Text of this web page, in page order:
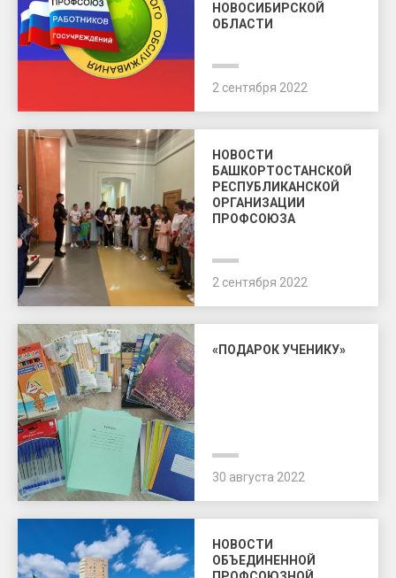
НОВОСИБИРСКОЙ
ОБЛАСТИ
2 сентября 2022
НОВОСТИ
БАШКОРТОСТАНСКОЙ
РЕСПУБЛИКАНСКОЙ
ОРГАНИЗАЦИИ
ПРОФСОЮЗА
2 сентября 2022
«ПОДАРОК УЧЕНИКУ»
30 августа 2022
НОВОСТИ
ОБЪЕДИНЕННОЙ